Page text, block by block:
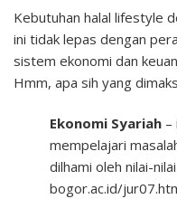
Kebutuhan halal lifestyle
ini tidak lepas dengan
sistem ekonomi dan
Hmm, apa sih yang
Ekonomi Syariah –
mempelajari
dilhami oleh nilai-
bogor.ac.id/